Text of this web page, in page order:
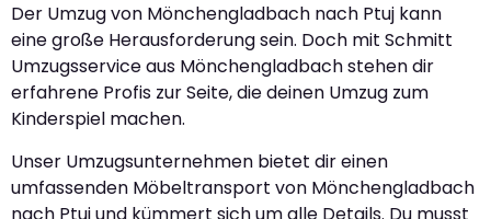
Der Umzug von Mönchengladbach nach Ptuj kann
eine große Herausforderung sein. Doch mit Schmitt
Umzugsservice aus Mönchengladbach stehen dir
erfahrene Profis zur Seite, die deinen Umzug zum
Kinderspiel machen.
Unser Umzugsunternehmen bietet dir einen
umfassenden Möbeltransport von Mönchengladbach
nach Ptuj und kümmert sich um alle Details. Du musst